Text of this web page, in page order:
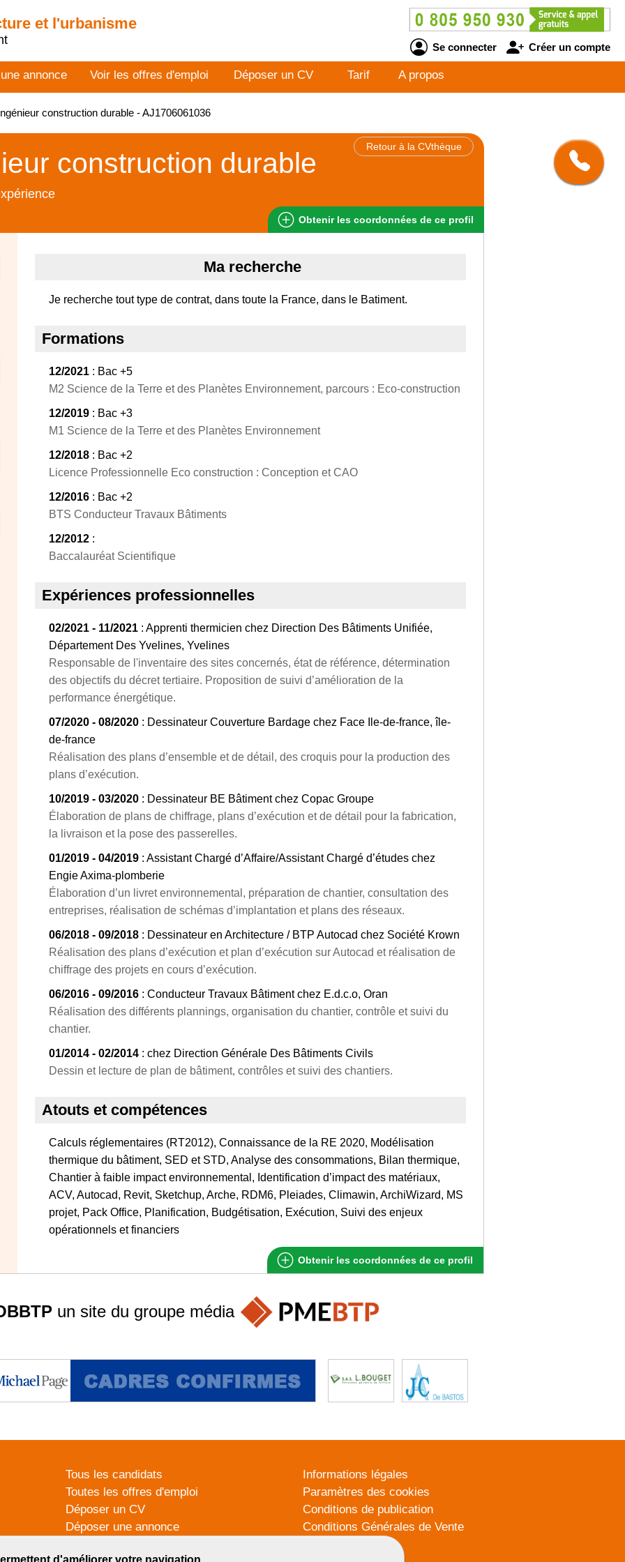
et l'urbanisme
Se connecter Créer un compte
annonce Voir les offres d'emploi Déposer un CV Tarif A propos
construction durable - AJ1706061036
Retour à la CVthèque
construction durable
Obtenir les coordonnées de ce profil
Ma recherche
Je recherche tout type de contrat, dans toute la France, dans le Batiment.
Formations
12/2021 : Bac +5
M2 Science de la Terre et des Planètes Environnement, parcours : Eco-construction
12/2019 : Bac +3
M1 Science de la Terre et des Planètes Environnement
12/2018 : Bac +2
Licence Professionnelle Eco construction : Conception et CAO
12/2016 : Bac +2
BTS Conducteur Travaux Bâtiments
12/2012 :
Baccalauréat Scientifique
Expériences professionnelles
02/2021 - 11/2021 : Apprenti thermicien chez Direction Des Bâtiments Unifiée,
Département Des Yvelines, Yvelines
Responsable de l'inventaire des sites concernés, état de référence, détermination
des objectifs du décret tertiaire. Proposition de suivi d’amélioration de la
performance énergétique.
07/2020 - 08/2020 : Dessinateur Couverture Bardage chez Face Ile-de-france, île-
de-france
Réalisation des plans d’ensemble et de détail, des croquis pour la production des
plans d’exécution.
10/2019 - 03/2020 : Dessinateur BE Bâtiment chez Copac Groupe
Élaboration de plans de chiffrage, plans d’exécution et de détail pour la fabrication,
la livraison et la pose des passerelles.
01/2019 - 04/2019 : Assistant Chargé d’Affaire/Assistant Chargé d’études chez
Engie Axima-plomberie
Élaboration d’un livret environnemental, préparation de chantier, consultation des
entreprises, réalisation de schémas d’implantation et plans des réseaux.
06/2018 - 09/2018 : Dessinateur en Architecture / BTP Autocad chez Société Krown
Réalisation des plans d’exécution et plan d’exécution sur Autocad et réalisation de
chiffrage des projets en cours d’exécution.
06/2016 - 09/2016 : Conducteur Travaux Bâtiment chez E.d.c.o, Oran
Réalisation des différents plannings, organisation du chantier, contrôle et suivi du
chantier.
01/2014 - 02/2014 : chez Direction Générale Des Bâtiments Civils
Dessin et lecture de plan de bâtiment, contrôles et suivi des chantiers.
Atouts et compétences
Calculs réglementaires (RT2012), Connaissance de la RE 2020, Modélisation
thermique du bâtiment, SED et STD, Analyse des consommations, Bilan thermique,
Chantier à faible impact environnemental, Identification d’impact des matériaux,
ACV, Autocad, Revit, Sketchup, Arche, RDM6, Pleiades, Climawin, ArchiWizard, MS
projet, Pack Office, Planification, Budgétisation, Exécution, Suivi des enjeux
opérationnels et financiers
Obtenir les coordonnées de ce profil
d'améliorer votre navigation
un site du groupe média
Tous les candidats
Toutes les offres d'emploi
Déposer un CV
Déposer une annonce
Informations légales
Paramètres des cookies
Conditions de publication
Conditions Générales de Vente